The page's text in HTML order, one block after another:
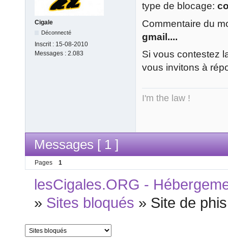
Cigale
Déconnecté
Inscrit : 15-08-2010
Messages : 2.083
type de blocage:
Commentaire du
gmail....
Si vous contestez
vous invitons à
I'm the law !
Messages [ 1 ]
Pages 1
lesCigales.ORG -
» Sites bloqués » Site de